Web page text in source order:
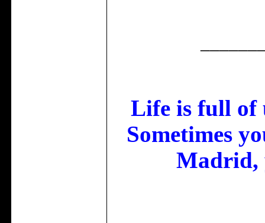
Life is full of
Sometimes
Madrid,